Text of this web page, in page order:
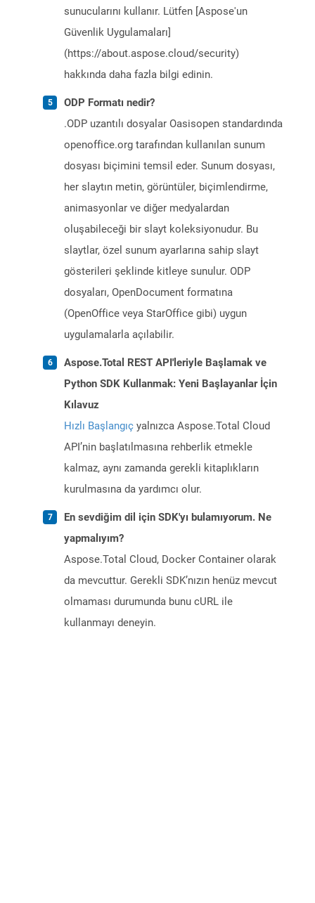
sunucularını kullanır. Lütfen [Aspose'un
Güvenlik Uygulamaları]
(https://about.aspose.cloud/security)
hakkında daha fazla bilgi edinin.
ODP Formatı nedir?
.ODP uzantılı dosyalar Oasisopen standardında
openoffice.org tarafından kullanılan sunum
dosyası biçimini temsil eder. Sunum dosyası,
her slaytın metin, görüntüler, biçimlendirme,
animasyonlar ve diğer medyalardan
oluşabileceği bir slayt koleksiyonudur. Bu
slaytlar, özel sunum ayarlarına sahip slayt
gösterileri şeklinde kitleye sunulur. ODP
dosyaları, OpenDocument formatına
(OpenOffice veya StarOffice gibi) uygun
uygulamalarla açılabilir.
Aspose.Total REST API'leriyle Başlamak ve
Python SDK Kullanmak: Yeni Başlayanlar İçin
Kılavuz
Hızlı Başlangıç yalnızca Aspose.Total Cloud
API’nin başlatılmasına rehberlik etmekle
kalmaz, aynı zamanda gerekli kitaplıkların
kurulmasına da yardımcı olur.
En sevdiğim dil için SDK'yı bulamıyorum. Ne
yapmalıyım?
Aspose.Total Cloud, Docker Container olarak
da mevcuttur. Gerekli SDK’nızın henüz mevcut
olmaması durumunda bunu cURL ile
kullanmayı deneyin.